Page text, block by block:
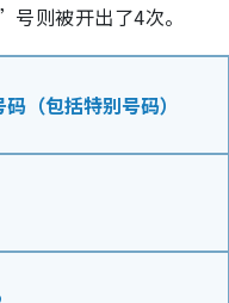
则被开出了4次。
（包括特别号码）